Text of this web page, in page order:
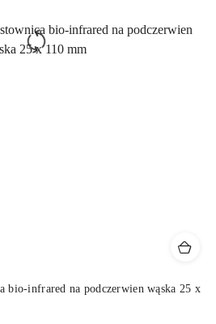
bio-infrared na podczerwien wąska 25 x